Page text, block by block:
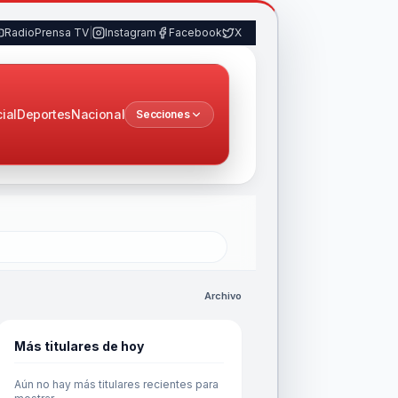
RadioPrensa TV Instagram Facebook X
DeportesNacional Secciones
Archivo
Más titulares de hoy
Aún no hay más titulares recientes para